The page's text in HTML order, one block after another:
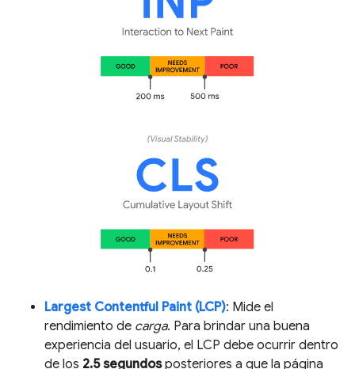
Largest Contentful Paint (LCP): Mide el
rendimiento de carga. Para brindar una buena
experiencia del usuario, el LCP debe ocurrir dentro
de los 2.5 segundosposteriores a que la página